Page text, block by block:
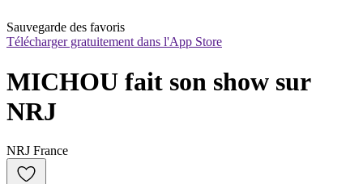
Sauvegarde des favoris
Télécharger gratuitement dans l'App Store
MICHOU fait son show sur
NRJ
NRJ France